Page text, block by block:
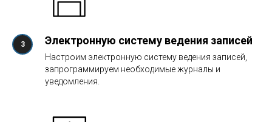
Электронную систему ведения записей
Настроим электронную систему ведения записей,
запрограммируем необходимые журналы и
уведомления.